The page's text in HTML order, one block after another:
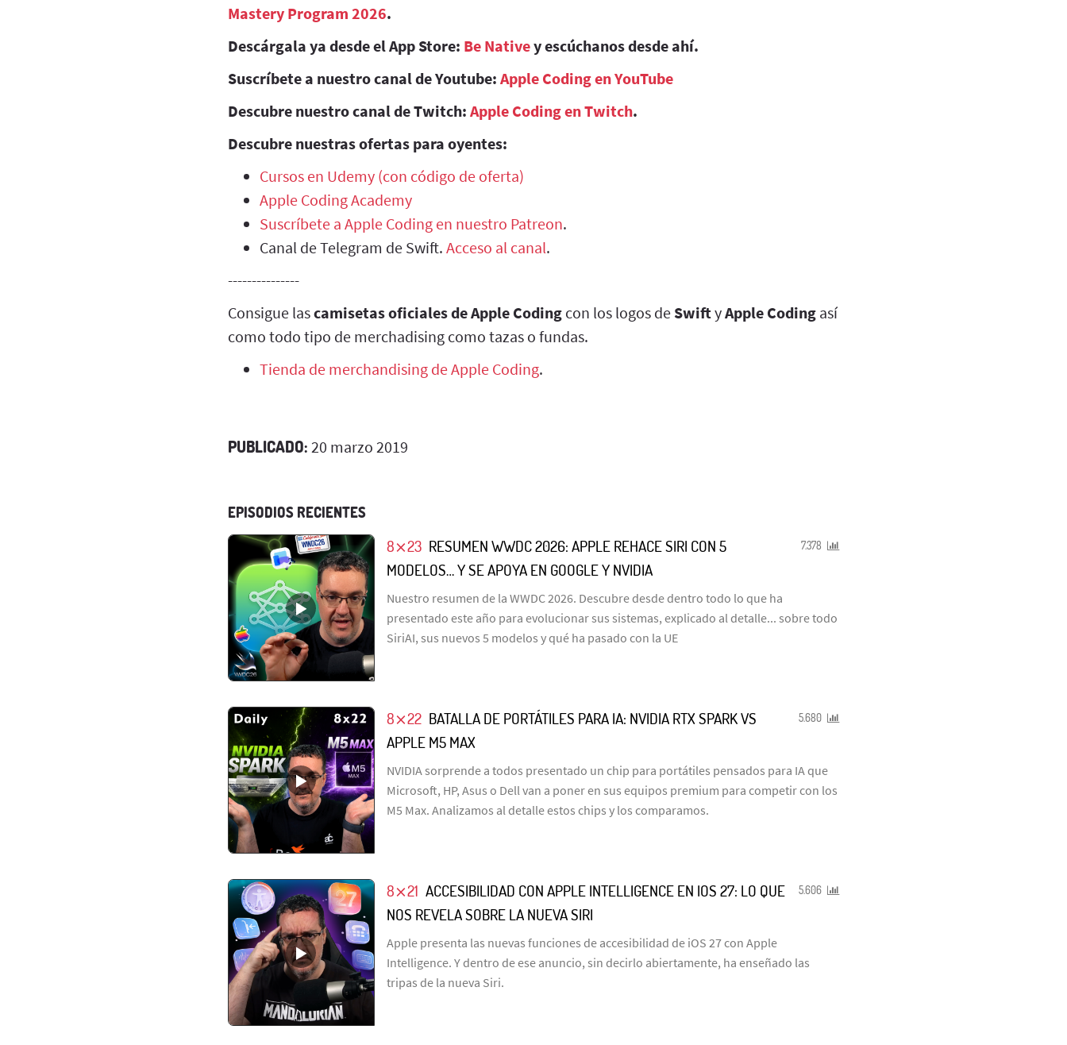
Mastery Program 2026.
Descárgala ya desde el App Store: Be Nativey escúchanos desde ahí.
Suscríbete a nuestro canal de Youtube: Apple Coding en YouTube
Descubre nuestro canal de Twitch: Apple Coding en Twitch.
Descubre nuestras ofertas para oyentes:
Cursos en Udemy (con código de oferta)
Apple Coding Academy
Suscríbete a Apple Coding en nuestro Patreon.
Canal de Telegram de Swift. Acceso al canal.
---------------
Consigue lascamisetas oficiales de Apple Coding con los logos de SwiftyApple Coding así
como todo tipo de merchadising como tazas o fundas.
Tienda de merchandising de Apple Coding.
PUBLICADO: 20 marzo 2019
EPISODIOS RECIENTES
7.378
8⨯23 RESUMEN WWDC 2026: APPLE REHACE SIRI CON 5
MODELOS… Y SE APOYA EN GOOGLE Y NVIDIA
Nuestro resumen de la WWDC 2026. Descubre desde dentro todo lo que ha
presentado este año para evolucionar sus sistemas, explicado al detalle... sobre todo
SiriAI, sus nuevos 5 modelos y qué ha pasado con la UE
5.680
8⨯22 BATALLA DE PORTÁTILES PARA IA: NVIDIA RTX SPARK VS
APPLE M5 MAX
NVIDIA sorprende a todos presentado un chip para portátiles pensados para IA que
Microsoft, HP, Asus o Dell van a poner en sus equipos premium para competir con los
M5 Max. Analizamos al detalle estos chips y los comparamos.
5.606
8⨯21 ACCESIBILIDAD CON APPLE INTELLIGENCE EN IOS 27: LO QUE
NOS REVELA SOBRE LA NUEVA SIRI
Apple presenta las nuevas funciones de accesibilidad de iOS 27 con Apple
Intelligence. Y dentro de ese anuncio, sin decirlo abiertamente, ha enseñado las
tripas de la nueva Siri.